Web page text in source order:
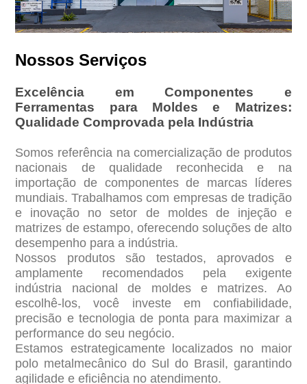
Nossos Serviços
Excelência em Componentes e
Ferramentas para Moldes e Matrizes:
Qualidade Comprovada pela Indústria
Somos referência na comercialização de produtos
nacionais de qualidade reconhecida e na
importação de componentes de marcas líderes
mundiais. Trabalhamos com empresas de tradição
e inovação no setor de moldes de injeção e
matrizes de estampo, oferecendo soluções de alto
desempenho para a indústria.
Nossos produtos são testados, aprovados e
amplamente recomendados pela exigente
indústria nacional de moldes e matrizes. Ao
escolhê-los, você investe em confiabilidade,
precisão e tecnologia de ponta para maximizar a
performance do seu negócio.
Estamos estrategicamente localizados no maior
polo metalmecânico do Sul do Brasil, garantindo
agilidade e eficiência no atendimento.